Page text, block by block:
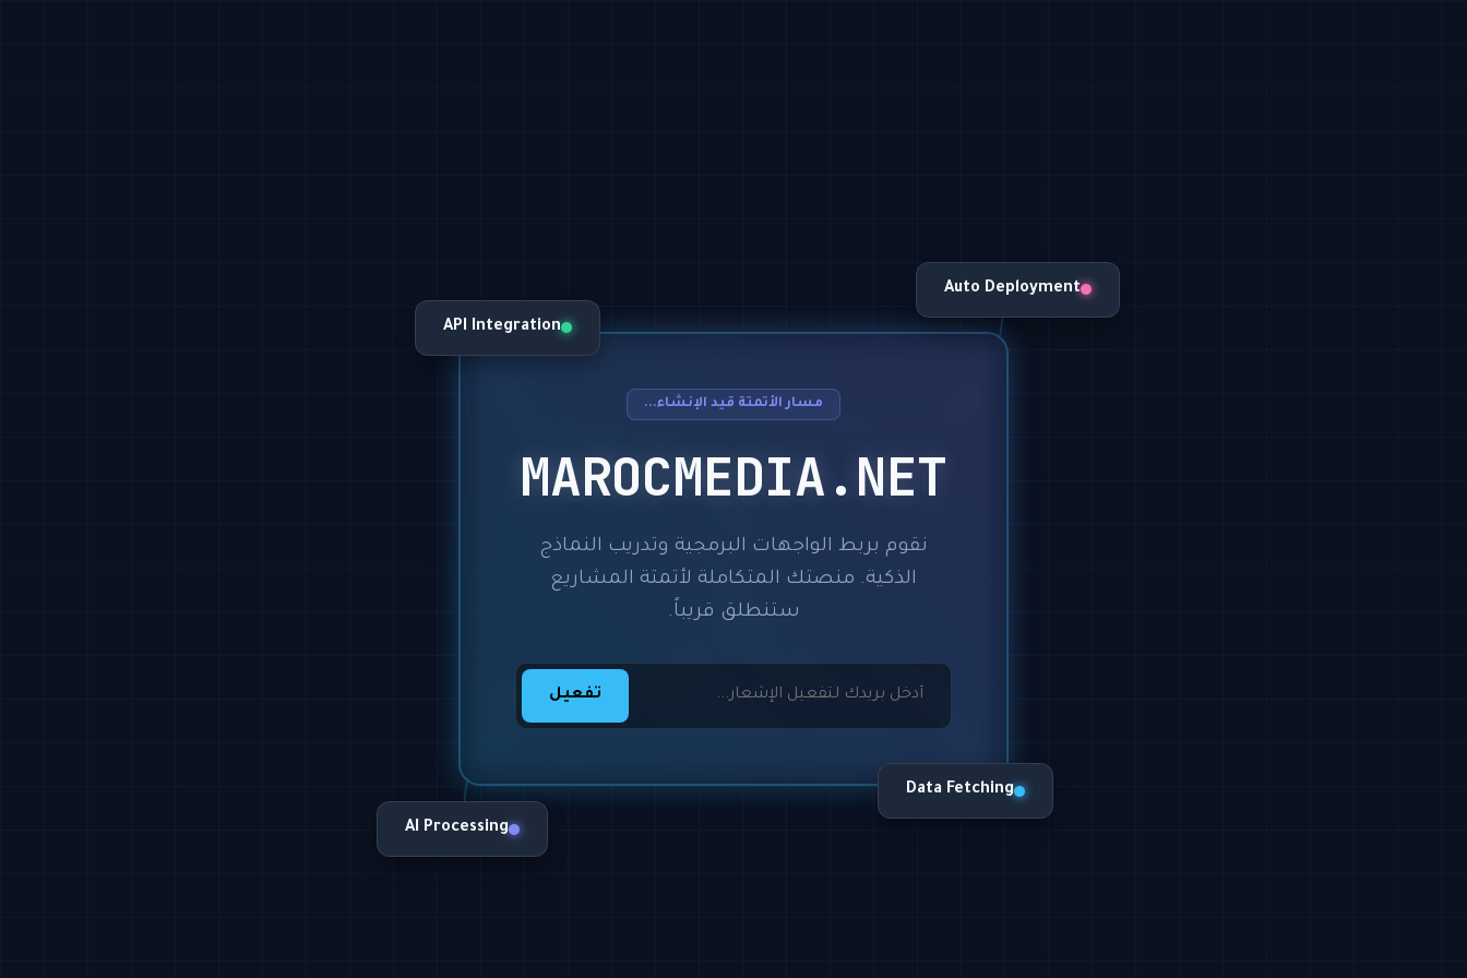
مسار الأتمتة قيد الإنشاء...
MAROCMEDIA.NET
نقوم بربط الواجهات البرمجية وتدريب النماذج
الذكية. منصتك المتكاملة لأتمتة المشاريع
ستنطلق قريباً.
تفعيل
Data Fetching
AI Processing
API Integration
Auto Deployment